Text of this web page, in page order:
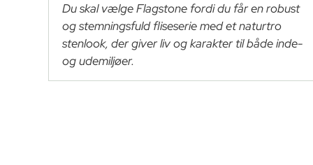
462.5
462.50
DKK
Du skal vælge Flagstone fordi du får en robust
og stemningsfuld fliseserie med et naturtro
stenlook, der giver liv og karakter til både inde-
og udemiljøer.